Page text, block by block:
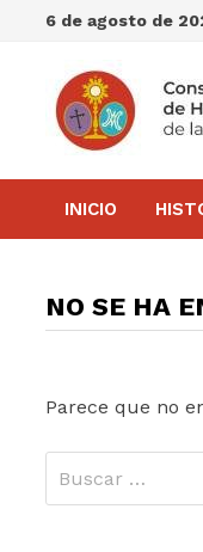
Saltar
contenido
6 de agosto de
INICIO
NO SE HA
Parece que no